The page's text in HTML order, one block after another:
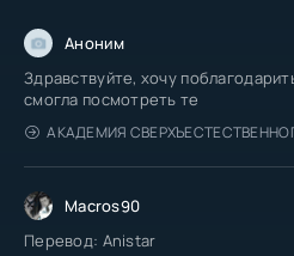
Аноним
Здравствуйте, хочу
смогла посмотреть те
АКАДЕМИЯ
Macros90
Перевод: Anistar